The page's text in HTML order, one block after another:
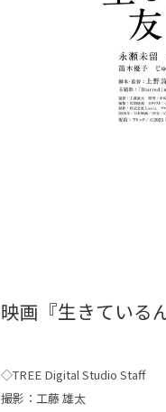
映画『生きている
◇TREE Digital Studio Staff
撮影：工藤 雄太